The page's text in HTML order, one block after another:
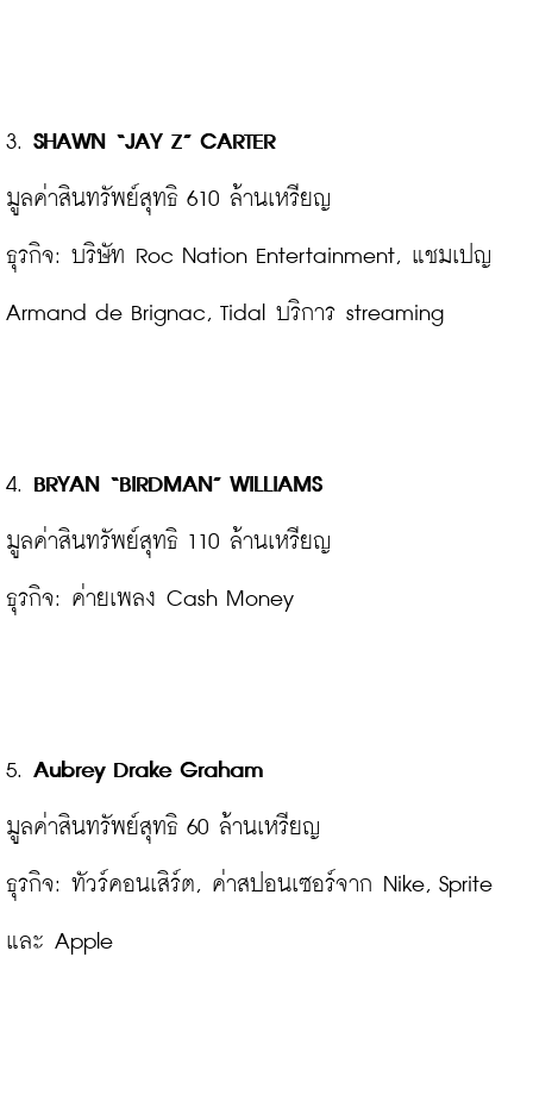
3. SHAWN “JAY Z” CARTER
มูลค่าสินทรัพย์สุทธิ 610 ล้านเหรียญ
ธุรกิจ: บริษัท Roc Nation Entertainment, แชมเปญ
Armand de Brignac, Tidal บริการ streaming
4. BRYAN “BIRDMAN” WILLIAMS
มูลค่าสินทรัพย์สุทธิ 110 ล้านเหรียญ
ธุรกิจ: ค่ายเพลง Cash Money
5. Aubrey Drake Graham
มูลค่าสินทรัพย์สุทธิ 60 ล้านเหรียญ
ธุรกิจ: ทัวร์คอนเสิร์ต, ค่าสปอนเซอร์จาก Nike, Sprite
และ Apple